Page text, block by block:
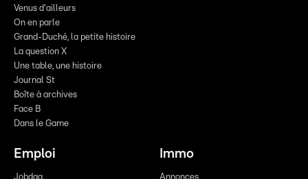
Venus d'ailleurs
On en parle
Grand-Duché, la petite histoire
La question X
Une table, une histoire
Journal St
Boîte à archives
Face B
Dans le Game
Emploi Immo